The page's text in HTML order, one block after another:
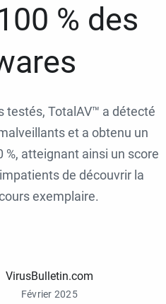
% des
testés, TotalAV™ a détecté
et a obtenu un
atteignant ainsi un score
de découvrir la
exemplaire.
VirusBulletin.com
Février 2025